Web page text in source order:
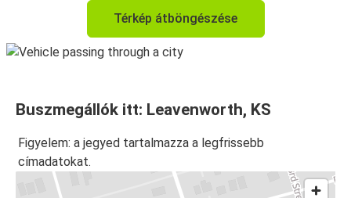
Térkép átböngészése
Buszmegállók itt: Leavenworth, KS
Figyelem: a jegyed tartalmazza a legfrissebb
címadatokat.